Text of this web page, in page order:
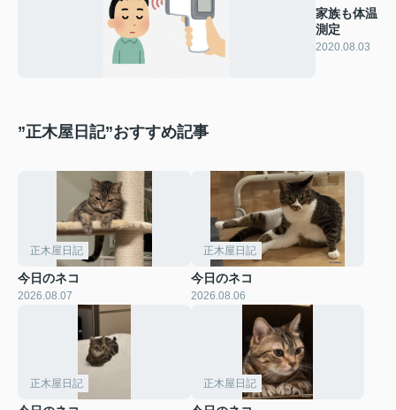
家族も体温
測定
2020.08.03
”正木屋日記”おすすめ記事
正木屋日記
今日のネコ
2026.08.07
正木屋日記
今日のネコ
2026.08.06
正木屋日記 正木屋日記